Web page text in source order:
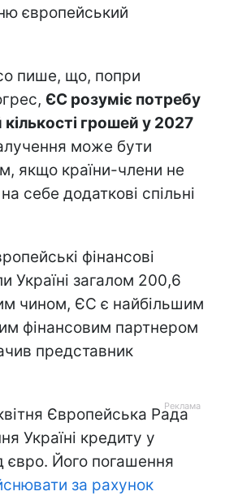
європейський
пише, що, попри
ЄС розуміє потребу
кількості грошей у 2027
може бути
якщо країни-члени не
себе додаткові спільні
фінансові
Україні загалом 200,6
чином, ЄС є найбільшим
фінансовим партнером
представник
Європейська Рада
Україні кредиту у
євро. Його погашення
за рахунок